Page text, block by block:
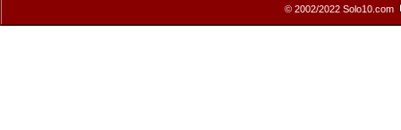
© 2002/2022 Solo10.com